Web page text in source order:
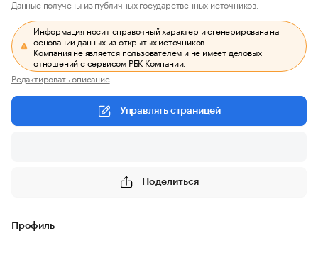
Данные получены из публичных государственных источников.
Информация носит справочный характер и сгенерирована на
основании данных из открытых источников.
Компания не является пользователем и не имеет деловых
отношений с сервисом РБК Компании.
Редактировать описание
Управлять страницей
Поделиться
Профиль